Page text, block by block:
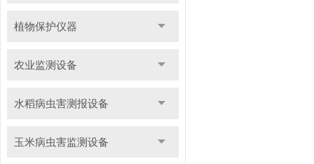
植物保护仪器
农业监测设备
水稻病虫害测报设备
玉米病虫害监测设备